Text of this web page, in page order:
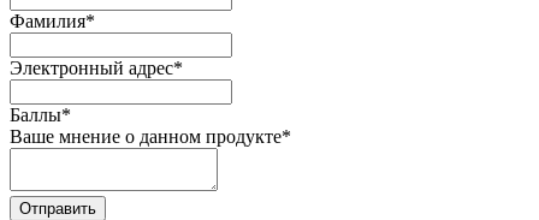
Фамилия*
Электронный адрес*
Баллы*
Ваше мнение о данном продукте*
Отправить